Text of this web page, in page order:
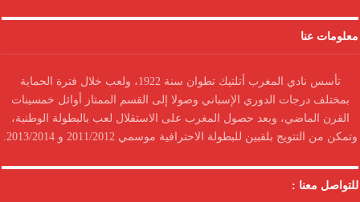
معلومات عنا
تأسس نادي المغرب أتلتيك تطوان سنة 1922، ولعب خلال فترة الحماية
بمختلف درجات الدوري الإسباني وصولا إلى القسم الممتاز أوائل خمسينات
القرن الماضي، وبعد حصول المغرب على الاستقلال لعب بالبطولة الوطنية،
وتمكن من التتويج بلقبين للبطولة الاحترافية موسمي 2011/2012 و 2013/2014.
للتواصل معنا :